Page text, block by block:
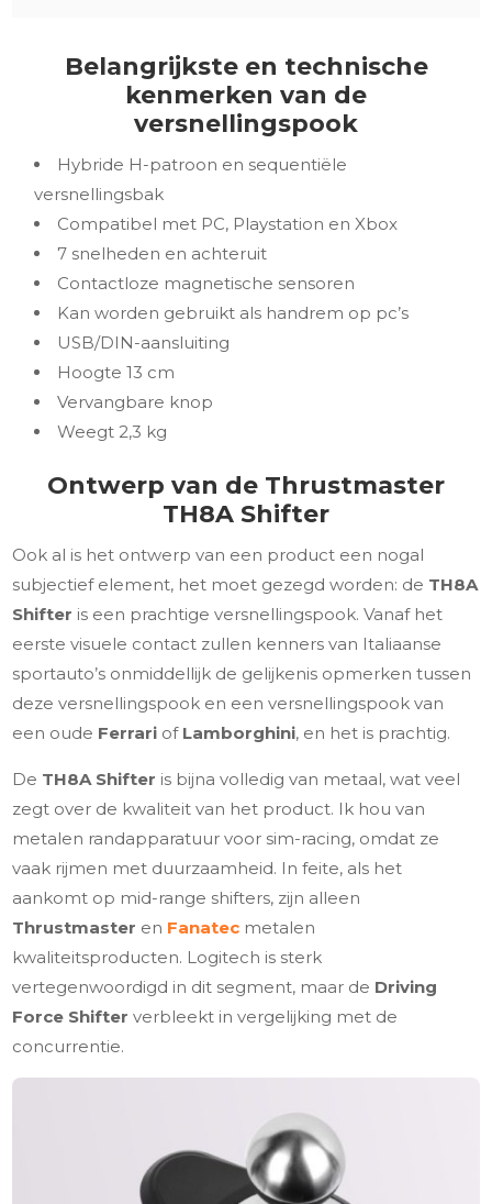
Belangrijkste en technische
kenmerken van de
versnellingspook
Hybride H-patroon en sequentiële
versnellingsbak
Compatibel met PC, Playstation en Xbox
7 snelheden en achteruit
Contactloze magnetische sensoren
Kan worden gebruikt als handrem op pc’s
USB/DIN-aansluiting
Hoogte 13 cm
Vervangbare knop
Weegt 2,3 kg
Ontwerp van de Thrustmaster
TH8A Shifter
Ook al is het ontwerp van een product een nogal
subjectief element, het moet gezegd worden: de TH8A
Shifter is een prachtige versnellingspook. Vanaf het
eerste visuele contact zullen kenners van Italiaanse
sportauto’s onmiddellijk de gelijkenis opmerken tussen
deze versnellingspook en een versnellingspook van
een oude Ferrari of Lamborghini, en het is prachtig.
De TH8A Shifter is bijna volledig van metaal, wat veel
zegt over de kwaliteit van het product. Ik hou van
metalen randapparatuur voor sim-racing, omdat ze
vaak rijmen met duurzaamheid. In feite, als het
aankomt op mid-range shifters, zijn alleen
Thrustmaster en Fanatec metalen
kwaliteitsproducten. Logitech is sterk
vertegenwoordigd in dit segment, maar de Driving
Force Shifterverbleekt in vergelijking met de
concurrentie.